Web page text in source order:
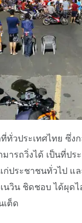
ทั่วประเทศไทย ซึ่
รถวิ่งได้ เป็นที่ประ
ก่ประชาชนทั่วไป แ
นวิน ชิดชอบ ได้ผุด
เต็ด